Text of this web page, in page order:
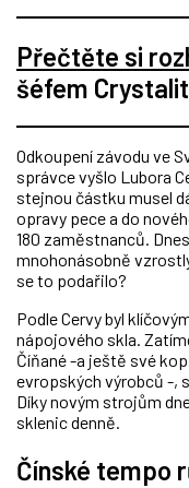
Přečtěte si
šéfem
Odkoupení závodu ve
správce vyšlo Lubora
stejnou částku musel
opravy pece a do
180 zaměstnanců.
mnohonásobně
se to podařilo?
Podle Cervy byl
nápojového skla.
Číňané -a ještě své
evropských výrobců -,
Díky novým strojům
sklenic denně.
Čínské tempo